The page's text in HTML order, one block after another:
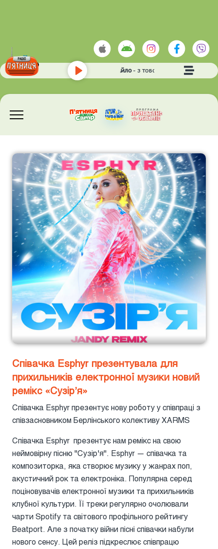
Play
ГРИЦКАН МИХАЙЛО- З ТОБОЮ
Співачка Esphyr презентувала для
прихильників електронної музики новий
ремікс «Сузірʼя»
Співачка Esphyr презентує нову роботу у співпраці з
співзасновником Берлінського колективу XARMS
Співачка Esphyr презентує нам ремікс на свою
неймовірну пісню "Сузір'я". Esphyr — співачка та
композиторка, яка створює музику у жанрах поп,
акустичний рок та електроніка. Популярна серед
поціновувачів електронної музики та прихильників
клубної культури. Її треки регулярно очолювали
чарти Spotify та світового профільного рейтингу
Beatport. Але з початку війни пісні співачки набули
нового сенсу. Цей реліз підкреслює співпрацю